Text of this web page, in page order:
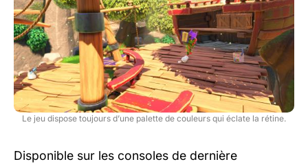
Le jeu dispose toujours d’une palette de couleurs qui éclate la rétine.
Disponible sur les consoles de dernière